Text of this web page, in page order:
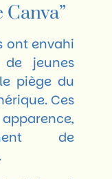
Canva”
ont envahi
jeunes
piège du
Ces
de